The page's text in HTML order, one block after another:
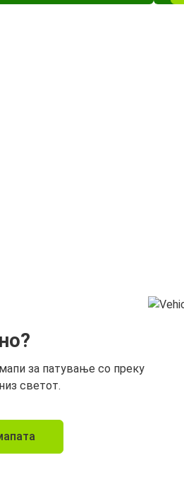
за патување со преку
светот.